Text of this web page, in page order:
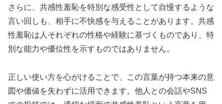
さらに、共感性羞恥を特別な感受性として自慢するような
言い回しも、相手に不快感を与えることがあります。共感
性羞恥は人それぞれの性格や経験に基づくものであり、特
別な能力や優位性を示すものではありません。
正しい使い方を心がけることで、この言葉が持つ本来の意
図や価値を失わずに活用できます。他人との会話やSNS